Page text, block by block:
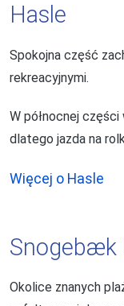
Hasle
Spokojna część
rekreacyjnymi.
W północnej
dlatego jazda na
Więcej o Hasle
Snogebæk
Okolice znanych